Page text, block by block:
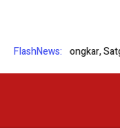
FlashNews:
Terbongkar, Satgas